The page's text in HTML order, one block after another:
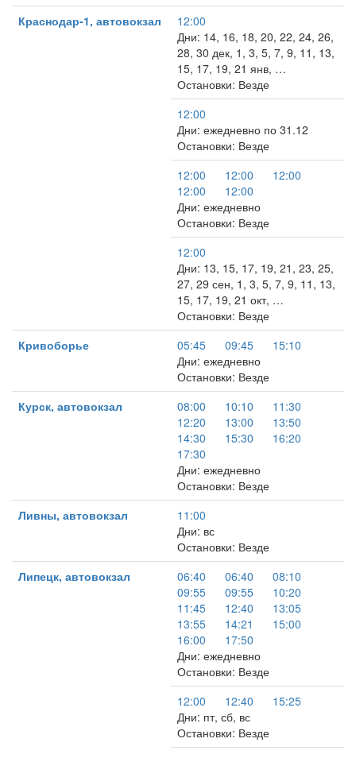
Краснодар-1, автовокзал
12:00
Дни: 14, 16, 18, 20, 22, 24, 26,
28, 30 дек, 1, 3, 5, 7, 9, 11, 13,
15, 17, 19, 21 янв, …
Остановки: Везде
12:00
Дни: ежедневно по 31.12
Остановки: Везде
12:00
12:00
12:00
12:00
12:00
Дни: ежедневно
Остановки: Везде
12:00
Дни: 13, 15, 17, 19, 21, 23, 25,
27, 29 сен, 1, 3, 5, 7, 9, 11, 13,
15, 17, 19, 21 окт, …
Остановки: Везде
Кривоборье
05:45 09:45
15:10
Дни: ежедневно
Остановки: Везде
Курск, автовокзал
08:00 10:10
11:30
12:20
13:00
13:50
14:30
15:30
16:20
17:30
Дни: ежедневно
Остановки: Везде
Ливны, автовокзал
11:00
Дни: вс
Остановки: Везде
Липецк, автовокзал
06:40 06:40
08:10
09:55
09:55
10:20
11:45
12:40
13:05
13:55
14:21
15:00
16:00
17:50
Дни: ежедневно
Остановки: Везде
12:00
12:40
15:25
Дни: пт, сб, вс
Остановки: Везде